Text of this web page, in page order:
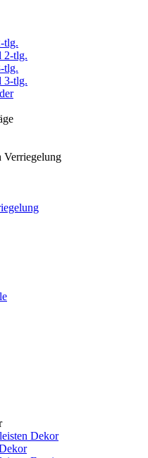
tlg.
2-tlg.
tlg.
3-tlg.
Verriegelung
Dekor